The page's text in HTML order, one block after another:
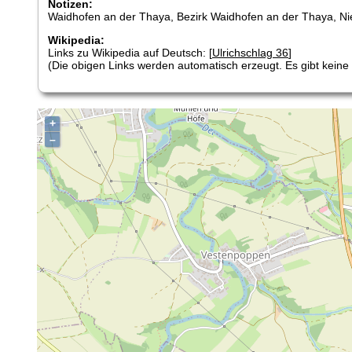
Notizen:
Waidhofen an der Thaya, Bezirk Waidhofen an der Thaya,
Wikipedia:
Links zu Wikipedia auf Deutsch: [Ulrichschlag 36]
(Die obigen Links werden automatisch erzeugt. Es gibt
+
–